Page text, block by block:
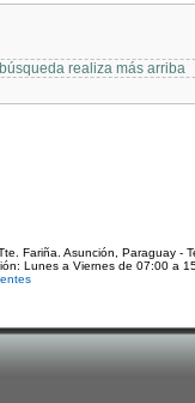
realiza más arriba
Fariña. Asunción, Paraguay -
Lunes a Viernes de 07:00 a